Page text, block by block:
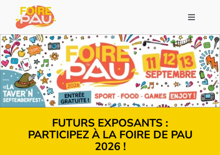
contenu
bascule
Accueil
Visiter
Exposer
Infos et annonces
FUTURS EXPOSANTS :
PARTICIPEZ À LA FOIRE DE PAU
2026 !